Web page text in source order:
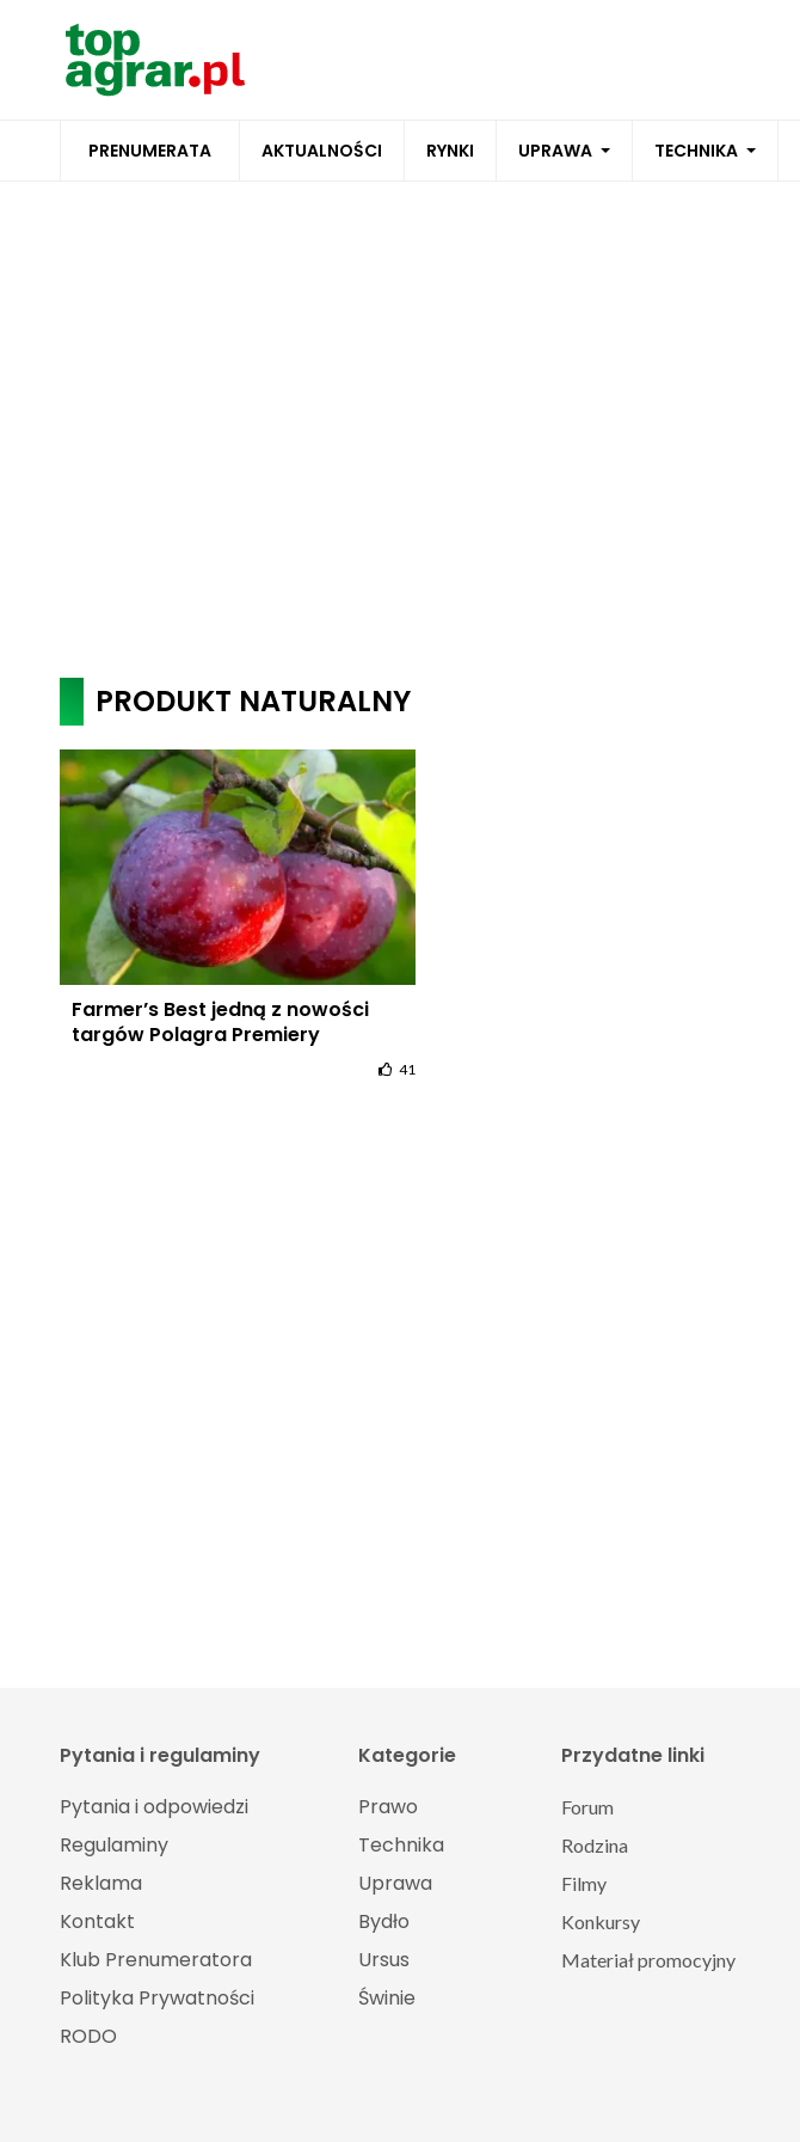
PRENUMERATA AKTUALNOŚCI RYNKI UPRAWA TECHNIKA
PRODUKT NATURALNY
Farmer’s Best jedną z nowości
targów Polagra Premiery
41
Pytania i regulaminy
Pytania i odpowiedzi
Regulaminy
Reklama
Kontakt
Klub Prenumeratora
Polityka Prywatności
RODO
Kategorie
Prawo
Technika
Uprawa
Bydło
Ursus
Świnie
Przydatne linki
Forum
Rodzina
Filmy
Konkursy
Materiał promocyjny